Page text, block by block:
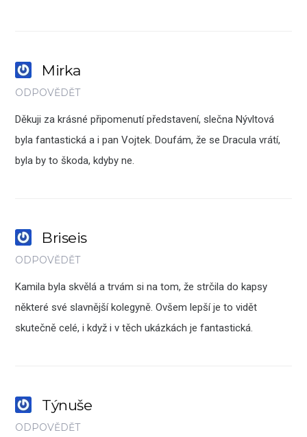
Mirka
ODPOVĚDĚT
Děkuji za krásné připomenutí představení, slečna Nývltová
byla fantastická a i pan Vojtek. Doufám, že se Dracula vrátí,
byla by to škoda, kdyby ne.
Briseis
ODPOVĚDĚT
Kamila byla skvělá a trvám si na tom, že strčila do kapsy
některé své slavnější kolegyně. Ovšem lepší je to vidět
skutečně celé, i když i v těch ukázkách je fantastická.
Týnuše
ODPOVĚDĚT